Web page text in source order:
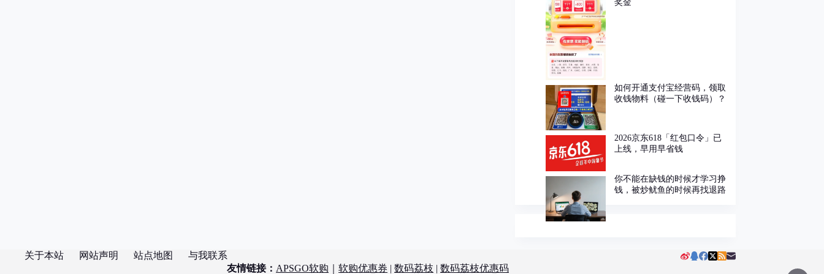
奖金
如何开通支付宝经营码，领取
收钱物料（碰一下收钱码）？
2026京东618「红包口令」已
上线，早用早省钱
你不能在缺钱的时候才学习挣
钱，被炒鱿鱼的时候再找退路
关于本站 网站声明 站点地图
与我联系
友情链接： APSGO软购 软购优惠券 | 数码荔枝 | 数码荔枝优惠码